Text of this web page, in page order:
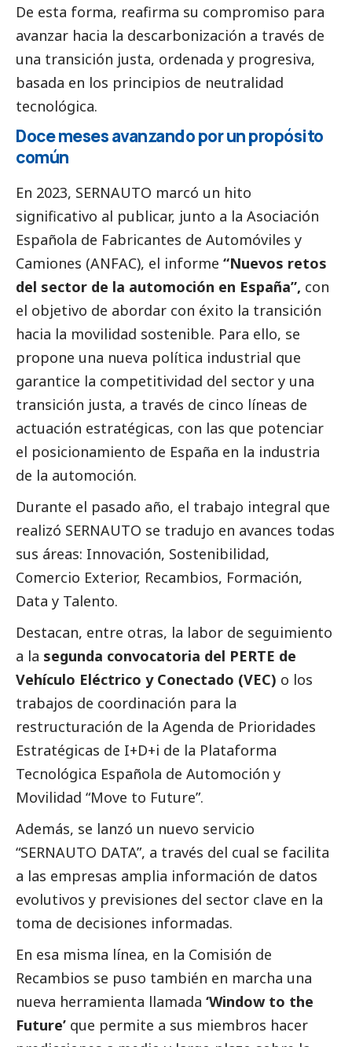
De esta forma, reafirma su compromiso para
avanzar hacia la descarbonización a través de
una transición justa, ordenada y progresiva,
basada en los principios de neutralidad
tecnológica.
Doce meses avanzando por un propósito
común
En 2023, SERNAUTO marcó un hito
significativo al publicar, junto a la Asociación
Española de Fabricantes de Automóviles y
Camiones (ANFAC), el informe “Nuevos retos
del sector de la automoción en España”, con
el objetivo de abordar con éxito la transición
hacia la movilidad sostenible. Para ello, se
propone una nueva política industrial que
garantice la competitividad del sector y una
transición justa, a través de cinco líneas de
actuación estratégicas, con las que potenciar
el posicionamiento de España en la industria
de la automoción.
Durante el pasado año, el trabajo integral que
realizó SERNAUTO se tradujo en avances todas
sus áreas: Innovación, Sostenibilidad,
Comercio Exterior, Recambios, Formación,
Data y Talento.
Destacan, entre otras, la labor de seguimiento
a la segunda convocatoria del PERTE de
Vehículo Eléctrico y Conectado (VEC) o los
trabajos de coordinación para la
restructuración de la Agenda de Prioridades
Estratégicas de I+D+i de la Plataforma
Tecnológica Española de Automoción y
Movilidad “Move to Future”.
Además, se lanzó un nuevo servicio
“SERNAUTO DATA”, a través del cual se facilita
a las empresas amplia información de datos
evolutivos y previsiones del sector clave en la
toma de decisiones informadas.
En esa misma línea, en la Comisión de
Recambios se puso también en marcha una
nueva herramienta llamada ‘Window to the
Future’ que permite a sus miembros hacer